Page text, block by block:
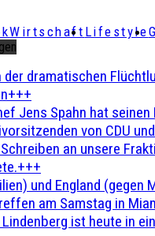
Wirtschaft Lifestyle
der dramatischen
Jens Spahn hat
von CDU
an unsere
und England (gegen
am Samstag in
ist heute in